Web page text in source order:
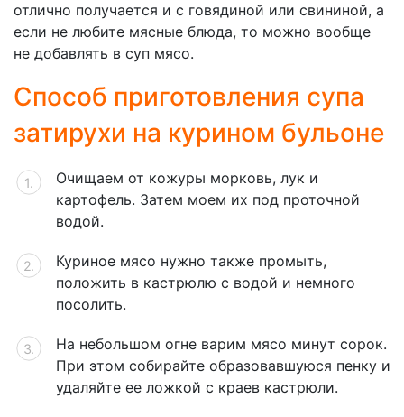
отлично получается и с говядиной или свининой, а
если не любите мясные блюда, то можно вообще
не добавлять в суп мясо.
Способ приготовления супа
затирухи на курином бульоне
Очищаем от кожуры морковь, лук и
картофель. Затем моем их под проточной
водой.
Куриное мясо нужно также промыть,
положить в кастрюлю с водой и немного
посолить.
На небольшом огне варим мясо минут сорок.
При этом собирайте образовавшуюся пенку и
удаляйте ее ложкой с краев кастрюли.